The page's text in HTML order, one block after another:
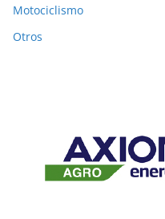
Motociclismo
Otros